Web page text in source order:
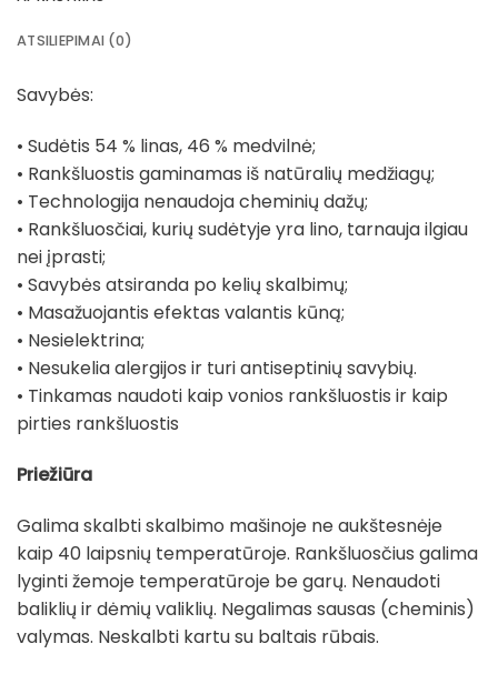
ATSILIEPIMAI (0)
Savybės:
• Sudėtis 54 % linas, 46 % medvilnė;
• Rankšluostis gaminamas iš natūralių medžiagų;
• Technologija nenaudoja cheminių dažų;
• Rankšluosčiai, kurių sudėtyje yra lino, tarnauja ilgiau
nei įprasti;
• Savybės atsiranda po kelių skalbimų;
• Masažuojantis efektas valantis kūną;
• Nesielektrina;
• Nesukelia alergijos ir turi antiseptinių savybių.
• Tinkamas naudoti kaip vonios rankšluostis ir kaip
pirties rankšluostis
Priežiūra
Galima skalbti skalbimo mašinoje ne aukštesnėje
kaip 40 laipsnių temperatūroje. Rankšluosčius galima
lyginti žemoje temperatūroje be garų. Nenaudoti
baliklių ir dėmių valiklių. Negalimas sausas (cheminis)
valymas. Neskalbti kartu su baltais rūbais.